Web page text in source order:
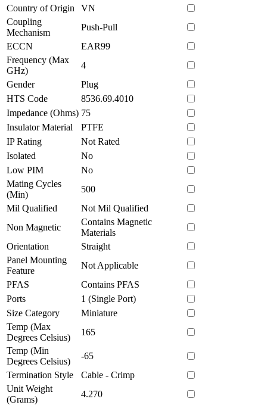
Country of Origin
VN
Coupling
Mechanism
Push-Pull
ECCN
EAR99
Frequency (Max
GHz)
4
Gender
Plug
HTS Code
8536.69.4010
Impedance (Ohms) 75
Insulator Material
PTFE
IP Rating
Not Rated
Isolated
No
Low PIM
No
Mating Cycles
(Min)
500
Mil Qualified
Not Mil Qualified
Non Magnetic
Contains Magnetic
Materials
Orientation
Straight
Panel Mounting
Feature
Not Applicable
PFAS
Contains PFAS
Ports
1 (Single Port)
Size Category
Miniature
Temp (Max
Degrees Celsius)
165
Temp (Min
Degrees Celsius)
-65
Termination Style
Cable - Crimp
Unit Weight
(Grams)
4.270